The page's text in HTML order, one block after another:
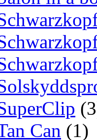
Can (1)